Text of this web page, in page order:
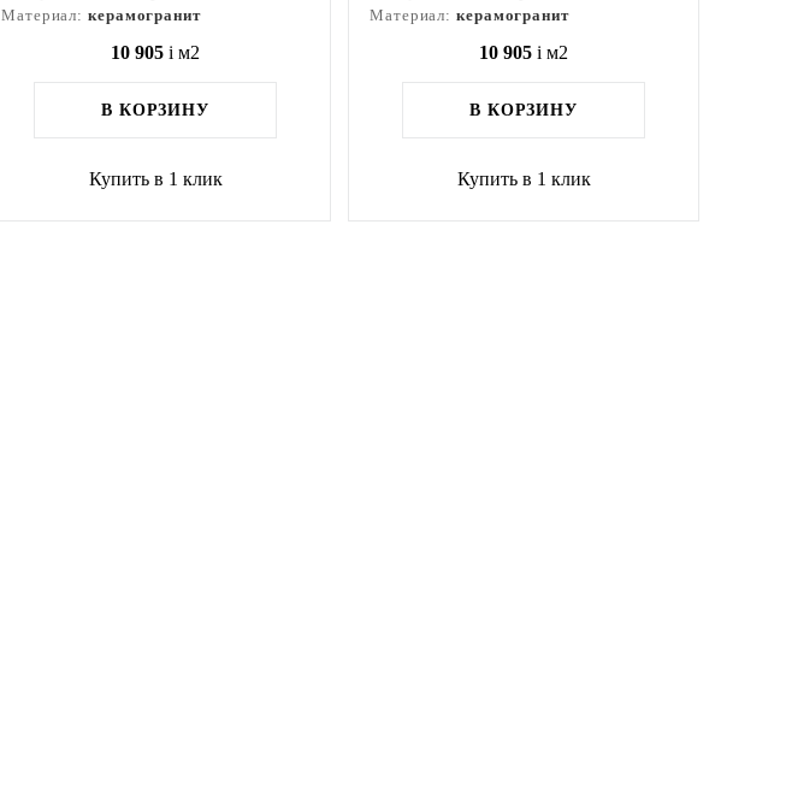
Материал: керамогранит
10 905 i м2
В КОРЗИНУ
Купить в 1 клик
Материал: керамогранит
10 905 i м2
В КОРЗИНУ
Купить в 1 клик